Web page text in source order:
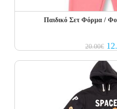
Παιδικό Σετ Φόρμα /
20.00€